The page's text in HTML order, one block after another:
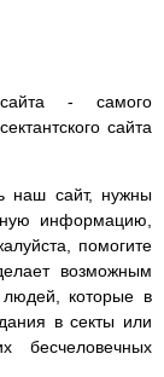
- самого
сайта
наш сайт, нужны
информацию,
помогите
возможным
которые в
в секты или
бесчеловечных